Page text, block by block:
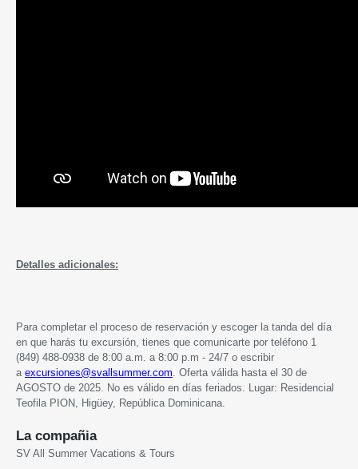
Detalles adicionales:
Para completar el proceso de reservación y escoger la tanda del día
en que harás tu excursión, tienes que comunicarte por teléfono 1
(849) 488-0938 de 8:00 a.m. a 8:00 p.m - 24/7 o escribir
a excursiones@svallsummer.com Oferta válida hasta el 30 de
AGOSTO de 2025. No es válido en días feriados. Lugar: Residencial
Teofila PION, Higüey, República Dominicana.
La compañia
SV All Summer Vacations & Tours